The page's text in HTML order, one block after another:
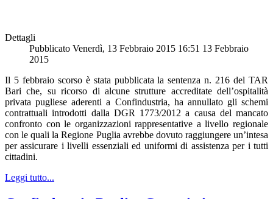
Dettagli
Pubblicato Venerdì, 13 Febbraio 2015 16:51 13 Febbraio
2015
Il 5 febbraio scorso è stata pubblicata la sentenza n. 216 del TAR
Bari che, su ricorso di alcune strutture accreditate dell’ospitalità
privata pugliese aderenti a Confindustria, ha annullato gli schemi
contrattuali introdotti dalla DGR 1773/2012 a causa del mancato
confronto con le organizzazioni rappresentative a livello regionale
con le quali la Regione Puglia avrebbe dovuto raggiungere un’intesa
per assicurare i livelli essenziali ed uniformi di assistenza per i tutti
cittadini.
Leggi tutto...